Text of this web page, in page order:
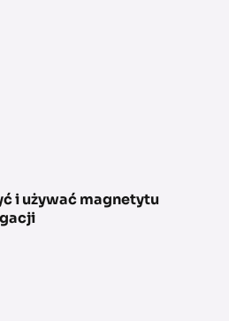
i używać magnetytu